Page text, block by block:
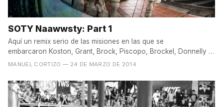
SOTY Naawwsty: Part 1
Aquí un remix serio de las misiones en las que se
embarcaron Koston, Grant, Brock, Piscopo, Brockel, Donnelly y
Perez...
MANUEL CORTIZO — 24 DE MARZO DE 2014